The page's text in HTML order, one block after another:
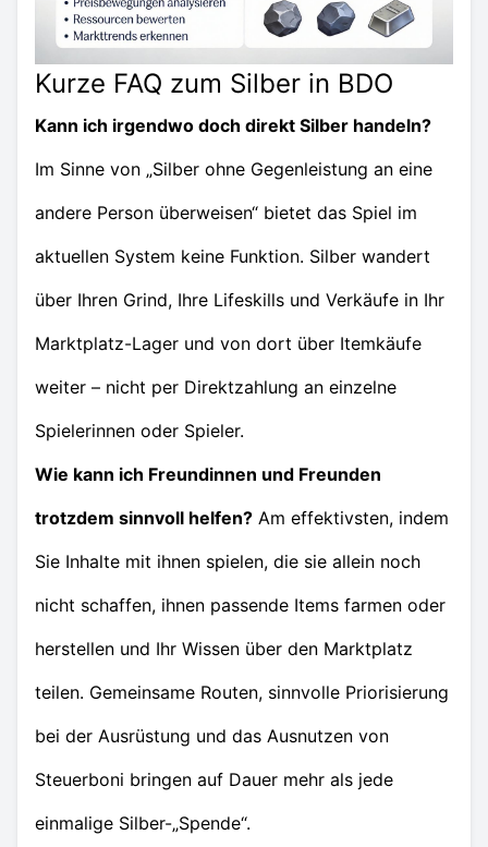
Kurze FAQ zum Silber in BDO
Kann ich irgendwo doch direkt Silber handeln?
Im Sinne von „Silber ohne Gegenleistung an eine
andere Person überweisen“ bietet das Spiel im
aktuellen System keine Funktion. Silber wandert
über Ihren Grind, Ihre Lifeskills und Verkäufe in Ihr
Marktplatz-Lager und von dort über Itemkäufe
weiter – nicht per Direktzahlung an einzelne
Spielerinnen oder Spieler.
Wie kann ich Freundinnen und Freunden
trotzdem sinnvoll helfen? Am effektivsten, indem
Sie Inhalte mit ihnen spielen, die sie allein noch
nicht schaffen, ihnen passende Items farmen oder
herstellen und Ihr Wissen über den Marktplatz
teilen. Gemeinsame Routen, sinnvolle Priorisierung
bei der Ausrüstung und das Ausnutzen von
Steuerboni bringen auf Dauer mehr als jede
einmalige Silber-„Spende“.